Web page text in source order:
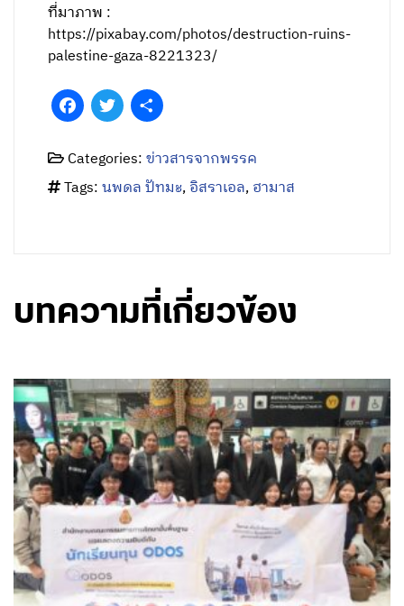
ที่มาภาพ :
https://pixabay.com/photos/destruction-ruins-
palestine-gaza-8221323/
FacebookTwitter
Categories:ข่าวสารจากพรรค
Tags:นพดล ปัทมะ,อิสราเอล,ฮามาส
บทความที่เกี่ยวข้อง